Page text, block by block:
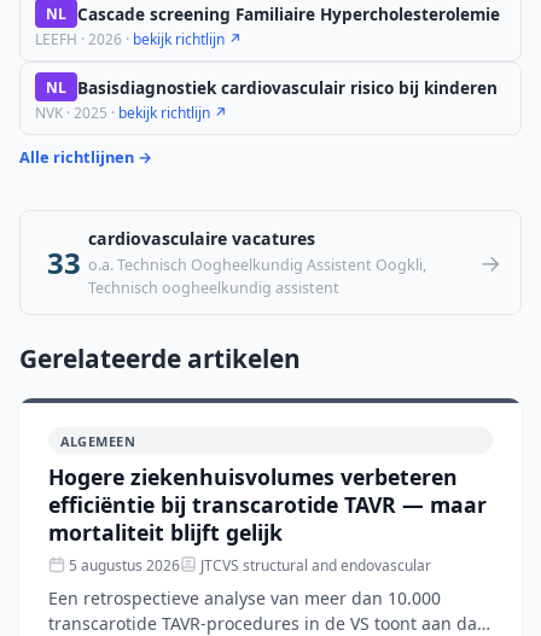
NL Cascade screening Familiaire Hypercholesterolemie
LEEFH · 2026 · bekijk richtlijn ↗
NL Basisdiagnostiek cardiovasculair risico bij kinderen
NVK · 2025 · bekijk richtlijn ↗
Alle richtlijnen →
33
cardiovasculaire vacatures
o.a. Technisch Oogheelkundig Assistent Oogkli,
Technisch oogheelkundig assistent
→
Gerelateerde artikelen
ALGEMEEN
Hogere ziekenhuisvolumes verbeteren
efficiëntie bij transcarotide TAVR — maar
mortaliteit blijft gelijk
5 augustus 2026 JTCVS structural and endovascular
Een retrospectieve analyse van meer dan 10.000
transcarotide TAVR-procedures in de VS toont aan dat